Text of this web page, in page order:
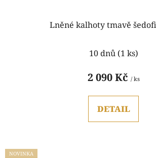
Lněné kalhoty tmavě
10 dnů (1 ks)
2 090 Kč / ks
DETAIL
NOVINKA